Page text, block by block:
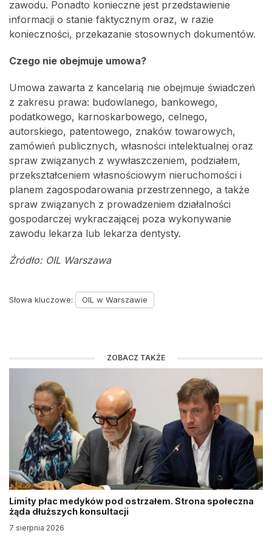
zawodu. Ponadto konieczne jest przedstawienie
informacji o stanie faktycznym oraz, w razie
konieczności, przekazanie stosownych dokumentów.
Czego nie obejmuje umowa?
Umowa zawarta z kancelarią nie obejmuje świadczeń
z zakresu prawa: budowlanego, bankowego,
podatkowego, karnoskarbowego, celnego,
autorskiego, patentowego, znaków towarowych,
zamówień publicznych, własności intelektualnej oraz
spraw związanych z wywłaszczeniem, podziałem,
przekształceniem własnościowym nieruchomości i
planem zagospodarowania przestrzennego, a także
spraw związanych z prowadzeniem działalności
gospodarczej wykraczającej poza wykonywanie
zawodu lekarza lub lekarza dentysty.
Źródło: OIL Warszawa
Słowa kluczowe: OIL w Warszawie
ZOBACZ TAKŻE
Limity płac medyków pod ostrzałem. Strona społeczna
żąda dłuższych konsultacji
7 sierpnia 2026